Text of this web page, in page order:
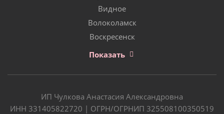
Видное
Волоколамск
Воскресенск
Показать
ИП Чулкова Анастасия Александровна
ИНН 331405822720 | ОГРН/ОГРНИП 325508100350519